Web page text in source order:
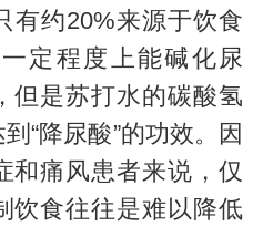
有约20%来源于饮食
定程度上能碱化尿
但是苏打水的碳酸氢
“降尿酸”的功效。因
和痛风患者来说，仅
饮食往往是难以降低